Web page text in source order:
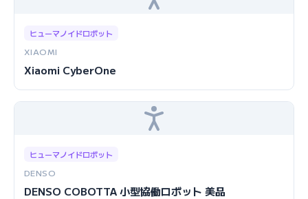
ヒューマノイドロボット
XIAOMI
Xiaomi CyberOne
ヒューマノイドロボット
DENSO
DENSO COBOTTA 小型協働ロボット 美品